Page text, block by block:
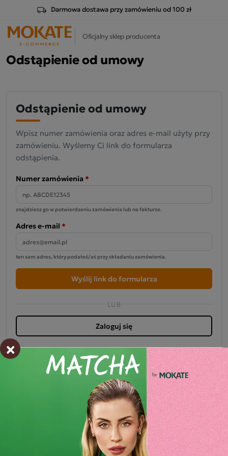
Darmowa dostawa przy zamówieniu od 100 zł
Oficjalny sklep producenta
Odstąpienie od umowy
Odstąpienie od umowy
Wpisz numer zamówienia oraz adres e-mail użyty przy
zamówieniu. Wyślemy Ci link do formularza
odstąpienia.
Numer zamówienia *
znajdziesz go w potwierdzeniu zamówienia lub na fakturze.
Adres e-mail *
ten sam adres, który podałeś/aś przy składaniu zamówienia.
Wyślij link do formularza
LUB
Zaloguj się
Odstąpienie możliwe w ciągu 14 dni od otrzymania zamówienia,
zgodnie z art. 27 ustawy o prawach konsumenta oraz Dyrektywami
UE 2011/83 i 2023/2673.
×